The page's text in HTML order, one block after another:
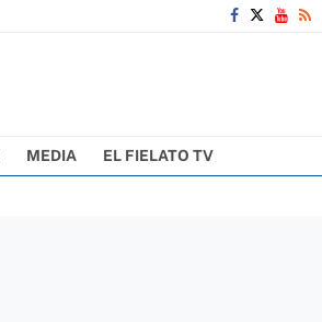
MEDIA EL FIELATO TV